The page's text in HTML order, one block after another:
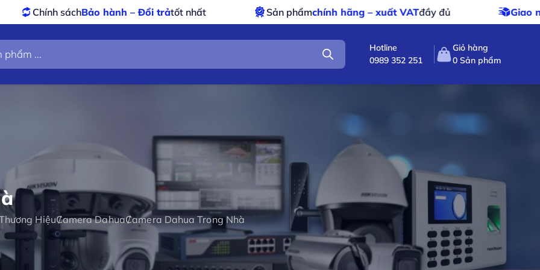
hành – Đổi trảtốt nhất Sản phẩm chính hãng – xuất VATđầy đủ Giao nhanh – giao miễn
Hotline
0989 352 251
Giỏ hàng
0 Sản phẩm
HiệuCamera DahuaCamera Dahua Trong Nhà